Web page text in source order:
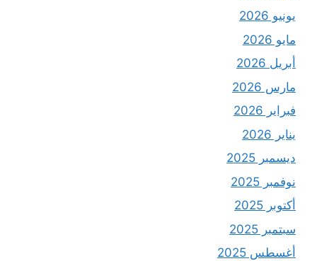
يونيو 2026
مايو 2026
أبريل 2026
مارس 2026
فبراير 2026
يناير 2026
ديسمبر 2025
نوفمبر 2025
أكتوبر 2025
سبتمبر 2025
أغسطس 2025